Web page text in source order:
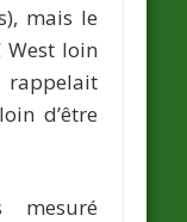
mais le
West loin
d’être
mesuré